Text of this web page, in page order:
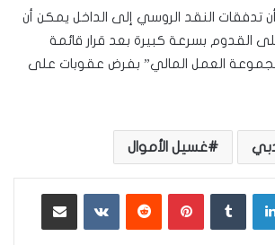
تدفقات النقد الروسي إلى الداخل يمكن أن
القدوم بسرعة كبيرة بعد قرار قائمة
لمجموعة العمل المالي” بفرض عقوبات على
غسيل الأموال
لينكدإن بينتيريست مشاركة عبر البريد